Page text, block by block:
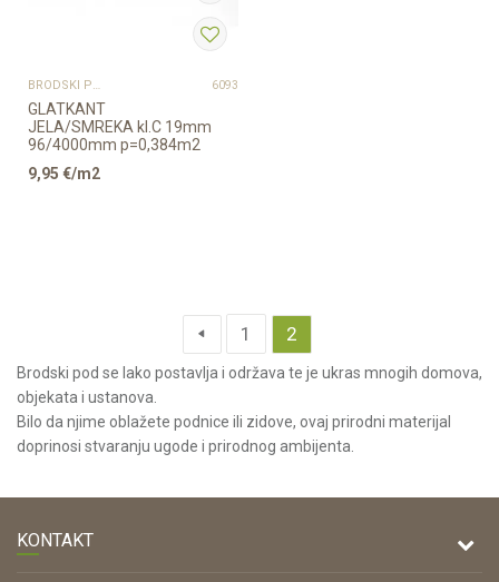
BRODSKI POD 6093
GLATKANT
JELA/SMREKA kl.C 19mm
96/4000mm p=0,384m2
9,95 €/m2
1 2
Brodski pod se lako postavlja i održava te je ukras mnogih domova,
objekata i ustanova.
Bilo da njime oblažete podnice ili zidove, ovaj prirodni materijal
doprinosi stvaranju ugode i prirodnog ambijenta.
KONTAKT